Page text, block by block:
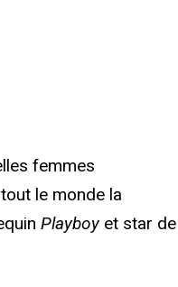
femmes
le monde la
Playboyet star de